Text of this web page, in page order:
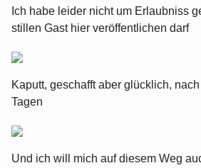
Ich habe leider nicht um Erlaubniss
stillen Gast hier veröffentlichen darf
Kaputt, geschafft aber glücklich,
Tagen
Und ich will mich auf diesem Weg